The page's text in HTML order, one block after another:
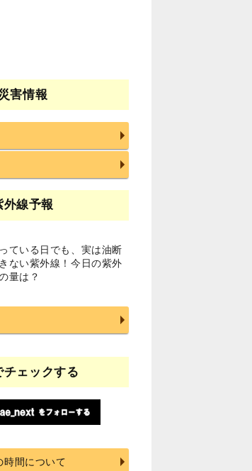
害情報
外線予報
ている日でも、実は油断
ない紫外線！今日の紫外
量は？
チェックする
時間について